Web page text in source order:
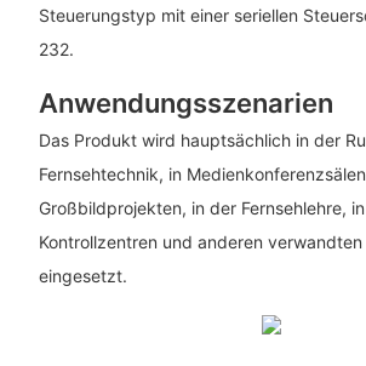
Steuerungstyp mit einer seriellen
232.
Anwendungsszenarien
Das Produkt wird hauptsächlich in der
Fernsehtechnik, in
Großbildprojekten, in der Fernsehlehre,
Kontrollzentren und anderen verwandten
eingesetzt.